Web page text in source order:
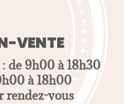
VENTE
de 9h00 à 18h30
à 18h00
rendez-vous